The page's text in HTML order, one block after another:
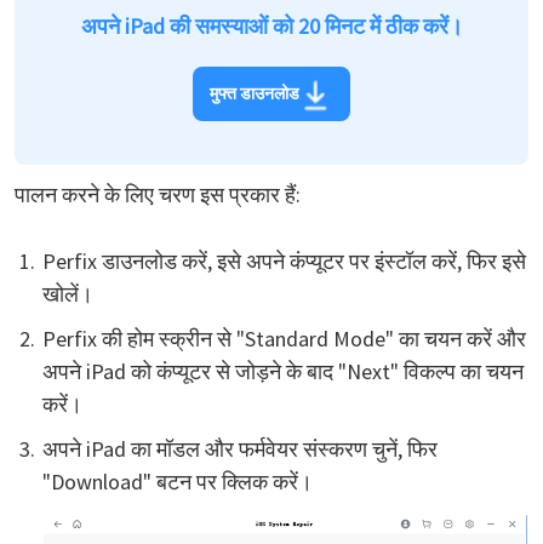
अपने iPad की समस्याओं को 20 मिनट में ठीक करें।
मुफ्त डाउनलोड
पालन करने के लिए चरण इस प्रकार हैं:
Perfix डाउनलोड करें, इसे अपने कंप्यूटर पर इंस्टॉल करें, फिर इसे
खोलें।
Perfix की होम स्क्रीन से "Standard Mode" का चयन करें और
अपने iPad को कंप्यूटर से जोड़ने के बाद "Next" विकल्प का चयन
करें।
अपने iPad का मॉडल और फर्मवेयर संस्करण चुनें, फिर
"Download" बटन पर क्लिक करें।